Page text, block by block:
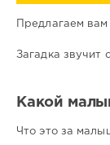
Предлагаем вам
Загадка звучит
Какой
Что это за